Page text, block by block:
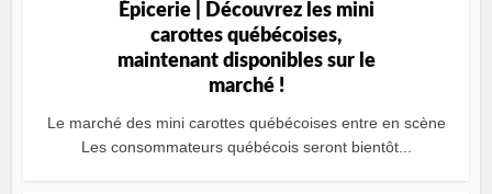
Épicerie | Découvrez les mini
carottes québécoises,
maintenant disponibles sur le
marché !
Le marché des mini carottes québécoises entre en scène
Les consommateurs québécois seront bientôt...